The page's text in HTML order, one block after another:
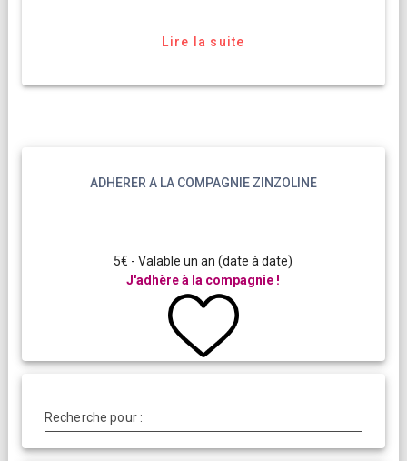
Lire la suite
ADHERER A LA COMPAGNIE ZINZOLINE
5€ - Valable un an (date à date)
J'adhère à la compagnie !
Recherche pour :